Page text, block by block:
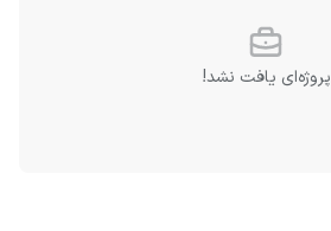
پروژه‌ای یافت نشد!